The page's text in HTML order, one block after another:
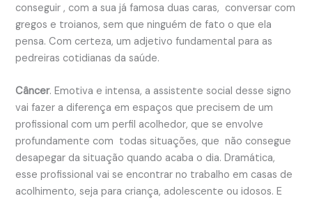
conseguir , com a sua já famosa duas caras, conversar com
gregos e troianos, sem que ninguém de fato o que ela
pensa. Com certeza, um adjetivo fundamental para as
pedreiras cotidianas da saúde.
Câncer. Emotiva e intensa, a assistente social desse signo
vai fazer a diferença em espaços que precisem de um
profissional com um perfil acolhedor, que se envolve
profundamente com todas situações, que não consegue
desapegar da situação quando acaba o dia. Dramática,
esse profissional vai se encontrar no trabalho em casas de
acolhimento, seja para criança, adolescente ou idosos. E